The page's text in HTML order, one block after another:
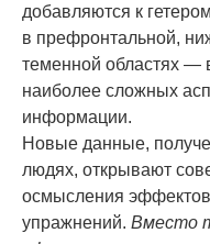
добавляются к
в префронтальной,
теменной областях —
наиболее сложных
информации.
Новые данные,
людях, открывают
осмысления
упражнений. Вместо